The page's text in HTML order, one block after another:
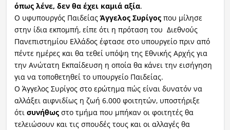
όπως λένε, δεν θα έχει καμιά αξία.
Ο υφυπουργός ΠαιδείαςΆγγελος Συρίγοςπου μίλησε
στην ίδια εκπομπή, είπε ότι η πρόταση του Διεθνούς
Πανεπιστημίου Ελλάδος έφτασε στο υπουργείο πριν από
πέντε ημέρες και θα τεθεί υπόψη της Εθνικής Αρχής για
την Ανώτατη Εκπαίδευση η οποία θα κάνει την εισήγηση
για να τοποθετηθεί το υπουργείο Παιδείας.
Ο Άγγελος Συρίγος στο ερώτημα πώς είναι δυνατόν να
αλλάξει αιφνιδίως η ζωή 6.000 φοιτητών, υποστήριξε
ότι συνήθωςστο τμήμα που μπήκαν οι φοιτητές θα
τελειώσουν και τις σπουδές τους και οι αλλαγές θα